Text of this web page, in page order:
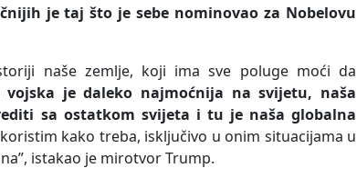
je taj što je sebe nominovao za Nobelovu
naše zemlje, koji ima sve poluge moći da
vojska je daleko najmoćnija na svijetu, naša
sa ostatkom svijeta i tu je naša globalna
kako treba, isključivo u onim situacijama u
istakao je mirotvor Trump.